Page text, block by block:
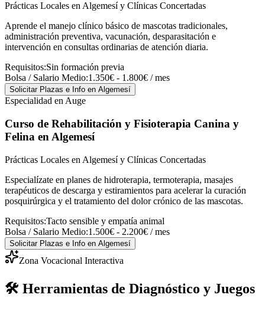
Prácticas Locales en Algemesí y Clínicas Concertadas
Aprende el manejo clínico básico de mascotas tradicionales,
administración preventiva, vacunación, desparasitación e
intervención en consultas ordinarias de atención diaria.
Requisitos:Sin formación previa
Bolsa / Salario Medio:1.350€ - 1.800€ / mes
Solicitar Plazas e Info en Algemesí
Especialidad en Auge
Curso de Rehabilitación y Fisioterapia Canina y
Felina en Algemesí
Prácticas Locales en Algemesí y Clínicas Concertadas
Especialízate en planes de hidroterapia, termoterapia, masajes
terapéuticos de descarga y estiramientos para acelerar la curación
posquirúrgica y el tratamiento del dolor crónico de las mascotas.
Requisitos:Tacto sensible y empatía animal
Bolsa / Salario Medio:1.500€ - 2.200€ / mes
Solicitar Plazas e Info en Algemesí
Zona Vocacional Interactiva
🛠️ Herramientas de Diagnóstico y Juegos